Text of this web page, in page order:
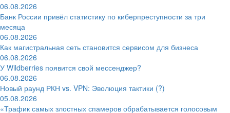
06.08.2026
Банк России привёл статистику по киберпреступности за три
месяца
06.08.2026
Как магистральная сеть становится сервисом для бизнеса
06.08.2026
У Wildberries появится свой мессенджер?
06.08.2026
Новый раунд РКН vs. VPN: Эволюция тактики (?)
05.08.2026
«Трафик самых злостных спамеров обрабатывается голосовым